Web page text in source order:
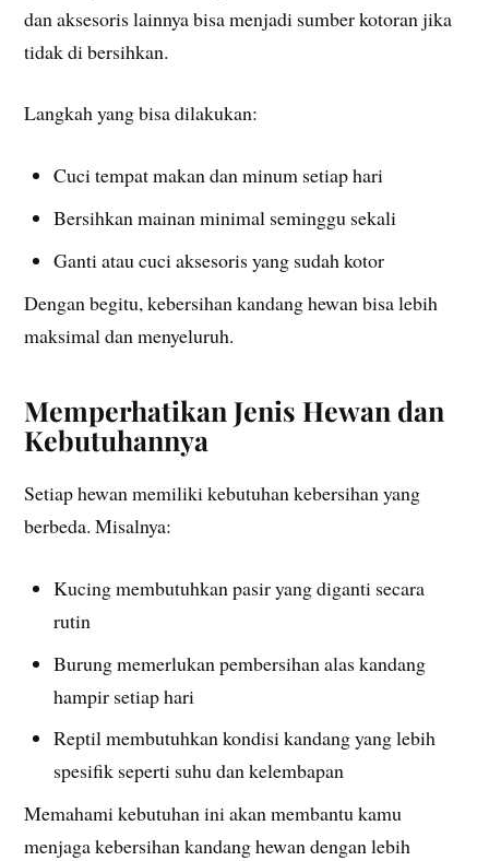
dan aksesoris lainnya bisa menjadi sumber kotoran jika
tidak di bersihkan.
Langkah yang bisa dilakukan:
Cuci tempat makan dan minum setiap hari
Bersihkan mainan minimal seminggu sekali
Ganti atau cuci aksesoris yang sudah kotor
Dengan begitu, kebersihan kandang hewan bisa lebih
maksimal dan menyeluruh.
Memperhatikan Jenis Hewan dan
Kebutuhannya
Setiap hewan memiliki kebutuhan kebersihan yang
berbeda. Misalnya:
Kucing membutuhkan pasir yang diganti secara
rutin
Burung memerlukan pembersihan alas kandang
hampir setiap hari
Reptil membutuhkan kondisi kandang yang lebih
spesifik seperti suhu dan kelembapan
Memahami kebutuhan ini akan membantu kamu
menjaga kebersihan kandang hewan dengan lebih